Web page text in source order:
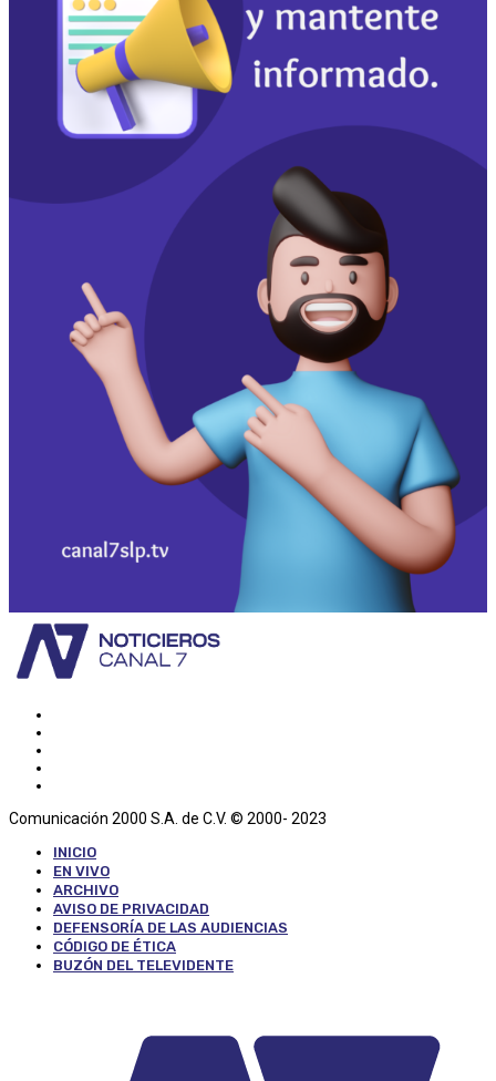
Comunicación 2000 S.A. de C.V. © 2000- 2023
INICIO
EN VIVO
ARCHIVO
AVISO DE PRIVACIDAD
DEFENSORÍA DE LAS AUDIENCIAS
CÓDIGO DE ÉTICA
BUZÓN DEL TELEVIDENTE